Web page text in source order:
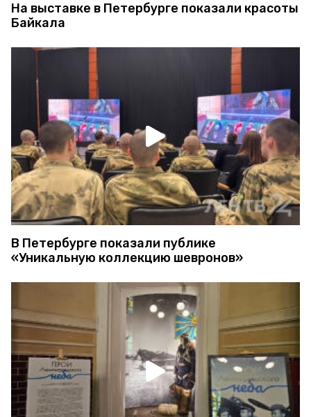
На выставке в Петербурге показали красоты
Байкала
В Петербурге показали публике
«Уникальную коллекцию шевронов»